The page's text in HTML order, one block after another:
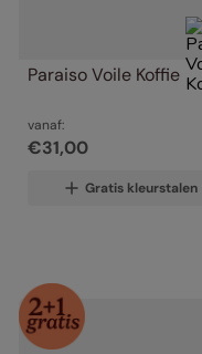
Paraiso Voile Koffie
vanaf:
€31,00
Gratis kleurstalen